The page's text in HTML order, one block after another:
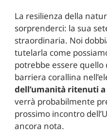
La resilienza della
sorprenderci: la sua
straordinaria. Noi
tutelarla come
potrebbe essere quello
barriera corallina
dell’umanità ritenuti
verrà probabilmente
prossimo incontro
ancora nota.